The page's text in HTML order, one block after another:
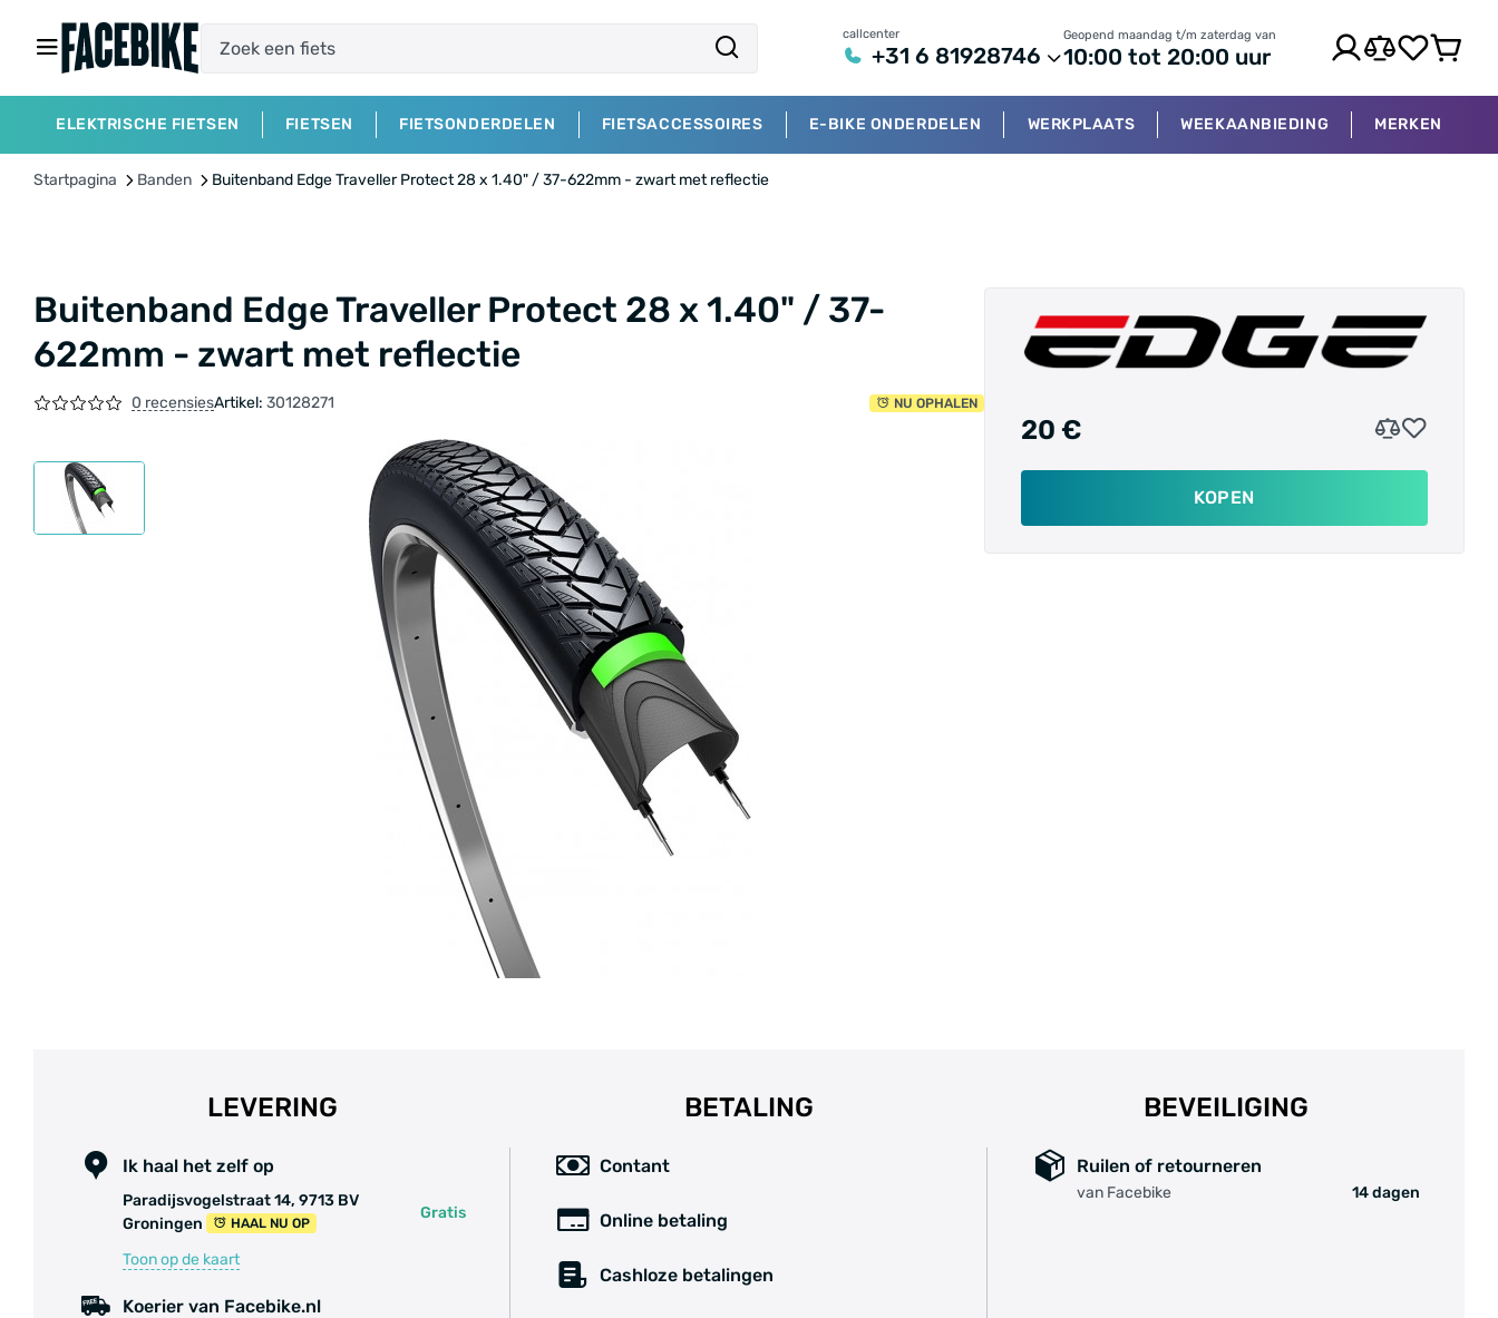
callcenter
+31 6 81928746
Geopend maandag t/m zaterdag van
10:00 tot 20:00 uur
ELEKTRISCHE FIETSEN FIETSEN FIETSONDERDELEN FIETSACCESSOIRES E-BIKE ONDERDELEN WERKPLAATS WEEKAANBIEDING MERKEN
Startpagina Banden Buitenband Edge Traveller Protect 28 x 1.40" / 37-622mm - zwart met reflectie
Buitenband Edge Traveller Protect 28 x 1.40" / 37-
622mm - zwart met reflectie
0 recensiesArtikel: 30128271 NU OPHALEN
20 €
KOPEN
LEVERING
Ik haal het zelf op
Paradijsvogelstraat 14, 9713 BV
Groningen
HAAL NU OP
Gratis
Toon op de kaart
Koerier van Facebike.nl
BETALING
Contant
Online betaling
Cashloze betalingen
BEVEILIGING
Ruilen of retourneren
van Facebike 14 dagen